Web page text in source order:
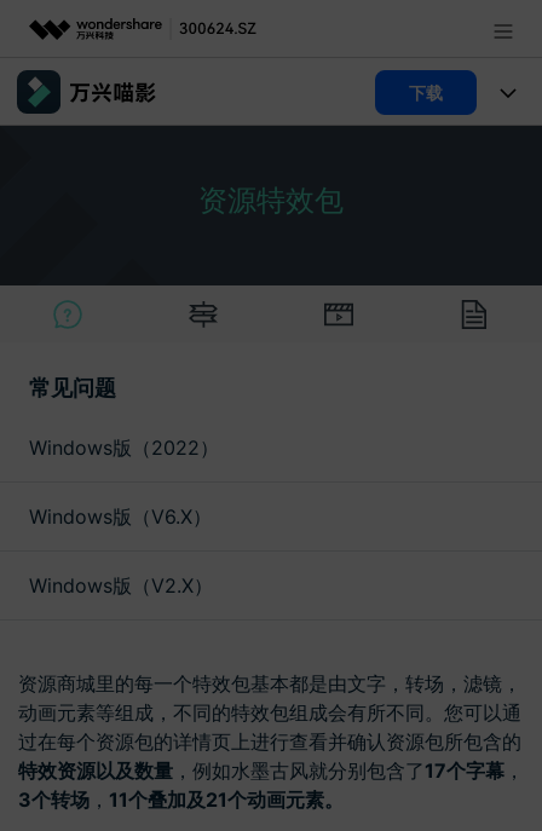
推荐产品
加入我们
帮助中心
下载
AI 文本转视频
AI 视频续写 NEW
声音
政企服务
专业创作人群
品牌合作故事
使用教程
文章资讯
其他
帮助中心
产品支持
资源特效包
常见问题
Windows版（2022）
Windows版（V6.X）
Windows版（V2.X）
资源商城里的每一个特效包基本都是由文字，转场，滤镜，
动画元素等组成，不同的特效包组成会有所不同。您可以通
过在每个资源包的详情页上进行查看并确认资源包所包含的
特效资源以及数量 ，例如水墨古风就分别包含了17个字幕 ，
3个转场 ， 11个叠加及21个动画元素。